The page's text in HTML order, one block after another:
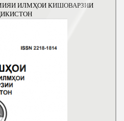
ИЛМҲОИ КИШОВАРЗИИ